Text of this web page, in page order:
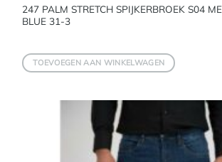
247 PALM STRETCH SPIJKERBROEK S04
BLUE 31-3
TOEVOEGEN AAN WINKELWAGEN